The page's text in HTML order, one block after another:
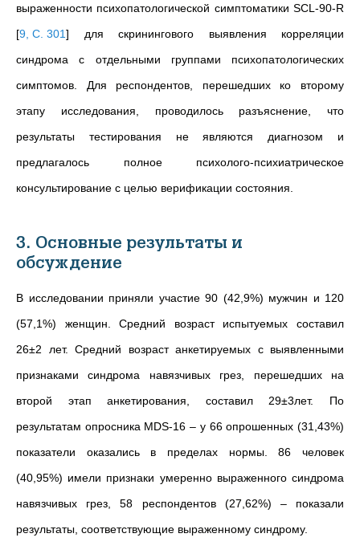
выраженности психопатологической симптоматики SCL-90-R
[9, С. 301] для скринингового выявления корреляции
синдрома с отдельными группами психопатологических
симптомов. Для респондентов, перешедших ко второму
этапу исследования, проводилось разъяснение, что
результаты тестирования не являются диагнозом и
предлагалось полное психолого-психиатрическое
консультирование с целью верификации состояния.
3. Основные результаты и
обсуждение
В исследовании приняли участие 90 (42,9%) мужчин и 120
(57,1%) женщин. Средний возраст испытуемых составил
26±2 лет. Средний возраст анкетируемых с выявленными
признаками синдрома навязчивых грез, перешедших на
второй этап анкетирования, составил 29±3лет.
По
результатам опросника MDS-16 – у 66 опрошенных (31,43%)
показатели оказались в пределах нормы. 86 человек
(40,95%) имели признаки умеренно выраженного синдрома
навязчивых грез, 58 респондентов (27,62%) – показали
результаты, соответствующие выраженному синдрому.